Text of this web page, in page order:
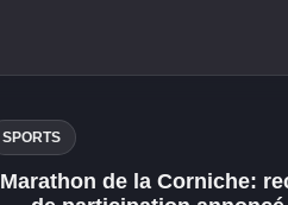
SPORTS
Marathon de la Corniche: